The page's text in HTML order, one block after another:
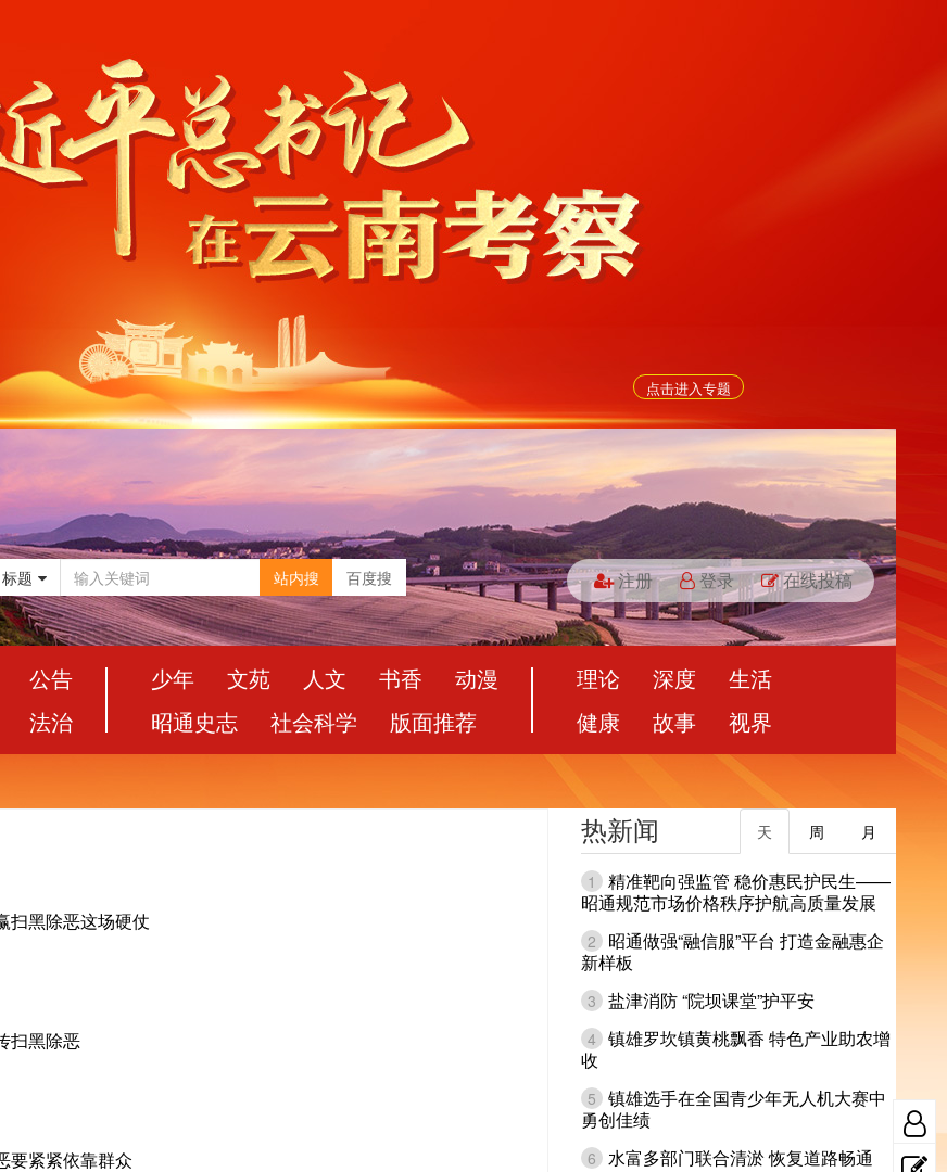
点击进入专题
标题 站内搜 百度搜 注册 登录 在线投稿
公告
法治
少年 文苑 人文 书香
动漫
昭通史志
社会科学 版面推荐
理论 深度
生活
健康
故事 视界
扫黑除恶这场硬仗
扫黑除恶
要紧紧依靠群众
热新闻 月
周
天
1
精准靶向强监管 稳价惠民护民生——
昭通规范市场价格秩序护航高质量发展
2
昭通做强“融信服”平台 打造金融惠企
新样板
3 盐津消防 “院坝课堂”护平安
4 镇雄罗坎镇黄桃飘香 特色产业助农增
收
5 镇雄选手在全国青少年无人机大赛中
勇创佳绩
6 水富多部门联合清淤 恢复道路畅通